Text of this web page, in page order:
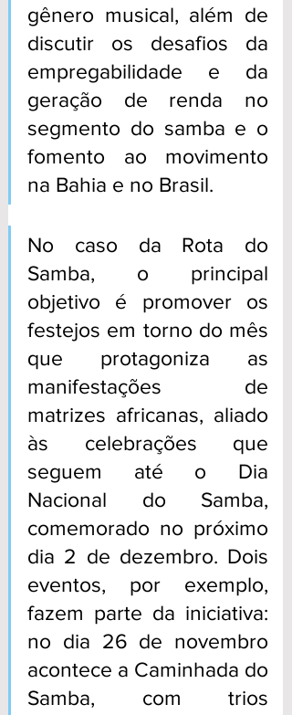
gênero musical, além de
discutir os desafios da
empregabilidade e da
geração de renda no
segmento do samba e o
fomento ao movimento
na Bahia e no Brasil.
No caso da Rota do
Samba, o principal
objetivo é promover os
festejos em torno do mês
que protagoniza as
manifestações de
matrizes africanas, aliado
às celebrações que
seguem até o Dia
Nacional do Samba,
comemorado no próximo
dia 2 de dezembro. Dois
eventos, por exemplo,
fazem parte da iniciativa:
no dia 26 de novembro
acontece a Caminhada do
Samba, com trios